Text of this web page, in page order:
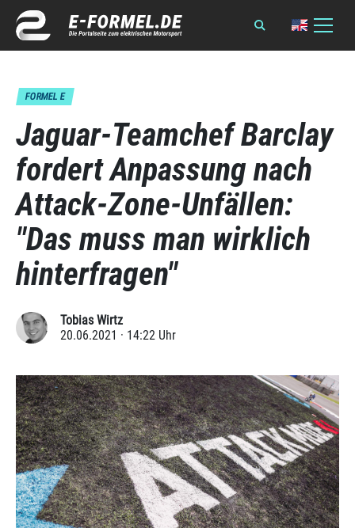
FORMEL E
Jaguar-Teamchef Barclay
fordert Anpassung nach
Attack-Zone-Unfällen:
"Das muss man wirklich
hinterfragen"
Tobias Wirtz
20.06.2021 · 14:22 Uhr